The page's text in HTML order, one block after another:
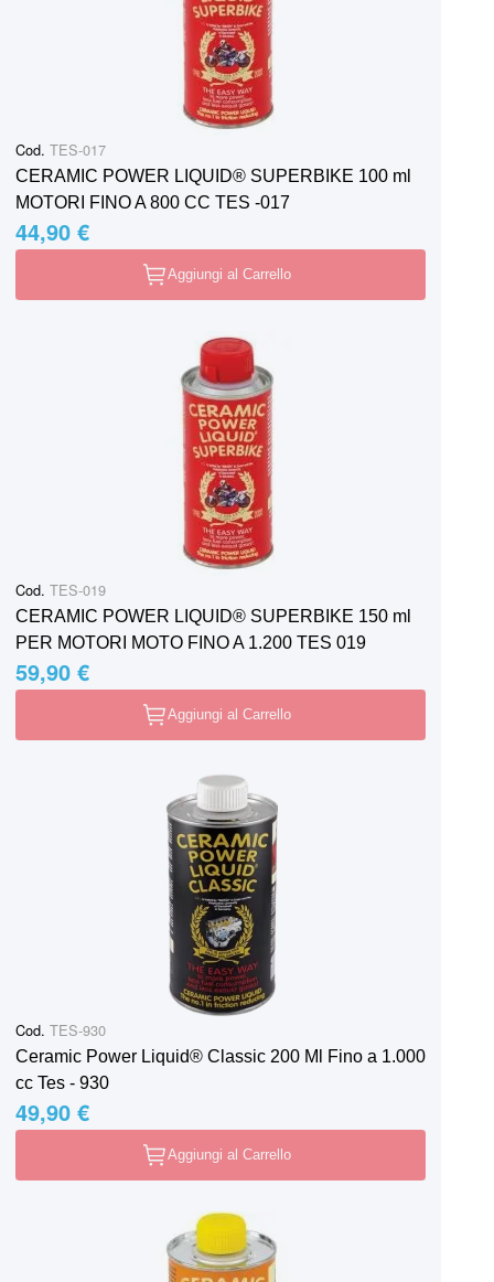
Cod. TES-017
CERAMIC POWER LIQUID® SUPERBIKE 100 ml
MOTORI FINO A 800 CC TES -017
44,90 €
Aggiungi al Carrello
Cod. TES-019
CERAMIC POWER LIQUID® SUPERBIKE 150 ml
PER MOTORI MOTO FINO A 1.200 TES 019
59,90 €
Aggiungi al Carrello
Cod. TES-930
Ceramic Power Liquid® Classic 200 Ml Fino a 1.000
cc Tes - 930
49,90 €
Aggiungi al Carrello